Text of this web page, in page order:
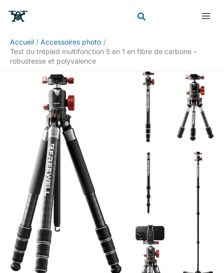
Accueil
Accessoires photo
Test du trépied multifonction 5 en 1 en fibre de carbone –
robustesse et polyvalence